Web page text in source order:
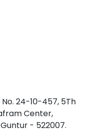
No. 24-10-457, 5Th
Center,
- 522007.